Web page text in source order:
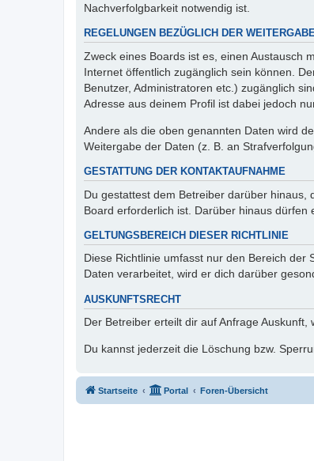
Nachverfolgbarkeit notwendig ist.
REGELUNGEN BEZÜGLICH DER
Zweck eines Boards ist es, einen Austausch
Internet öffentlich zugänglich sein können.
Benutzer, Administratoren etc.) zugänglich
Adresse aus deinem Profil ist dabei jedoch
Andere als die oben genannten Daten wird
Weitergabe der Daten (z. B. an
GESTATTUNG DER KONTAKTAUFNAHME
Du gestattest dem Betreiber darüber
Board erforderlich ist. Darüber hinaus
GELTUNGSBEREICH DIESER RICHTLINIE
Diese Richtlinie umfasst nur den Bereich
Daten verarbeitet, wird er dich darüber
AUSKUNFTSRECHT
Der Betreiber erteilt dir auf Anfrage Auskunft,
Du kannst jederzeit die Löschung bzw.
Startseite Portal Foren-Übersicht